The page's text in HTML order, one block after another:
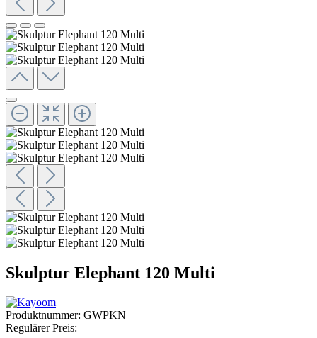
Skulptur Elephant 120 Multi
Produktnummer: GWPKN
Regulärer Preis: